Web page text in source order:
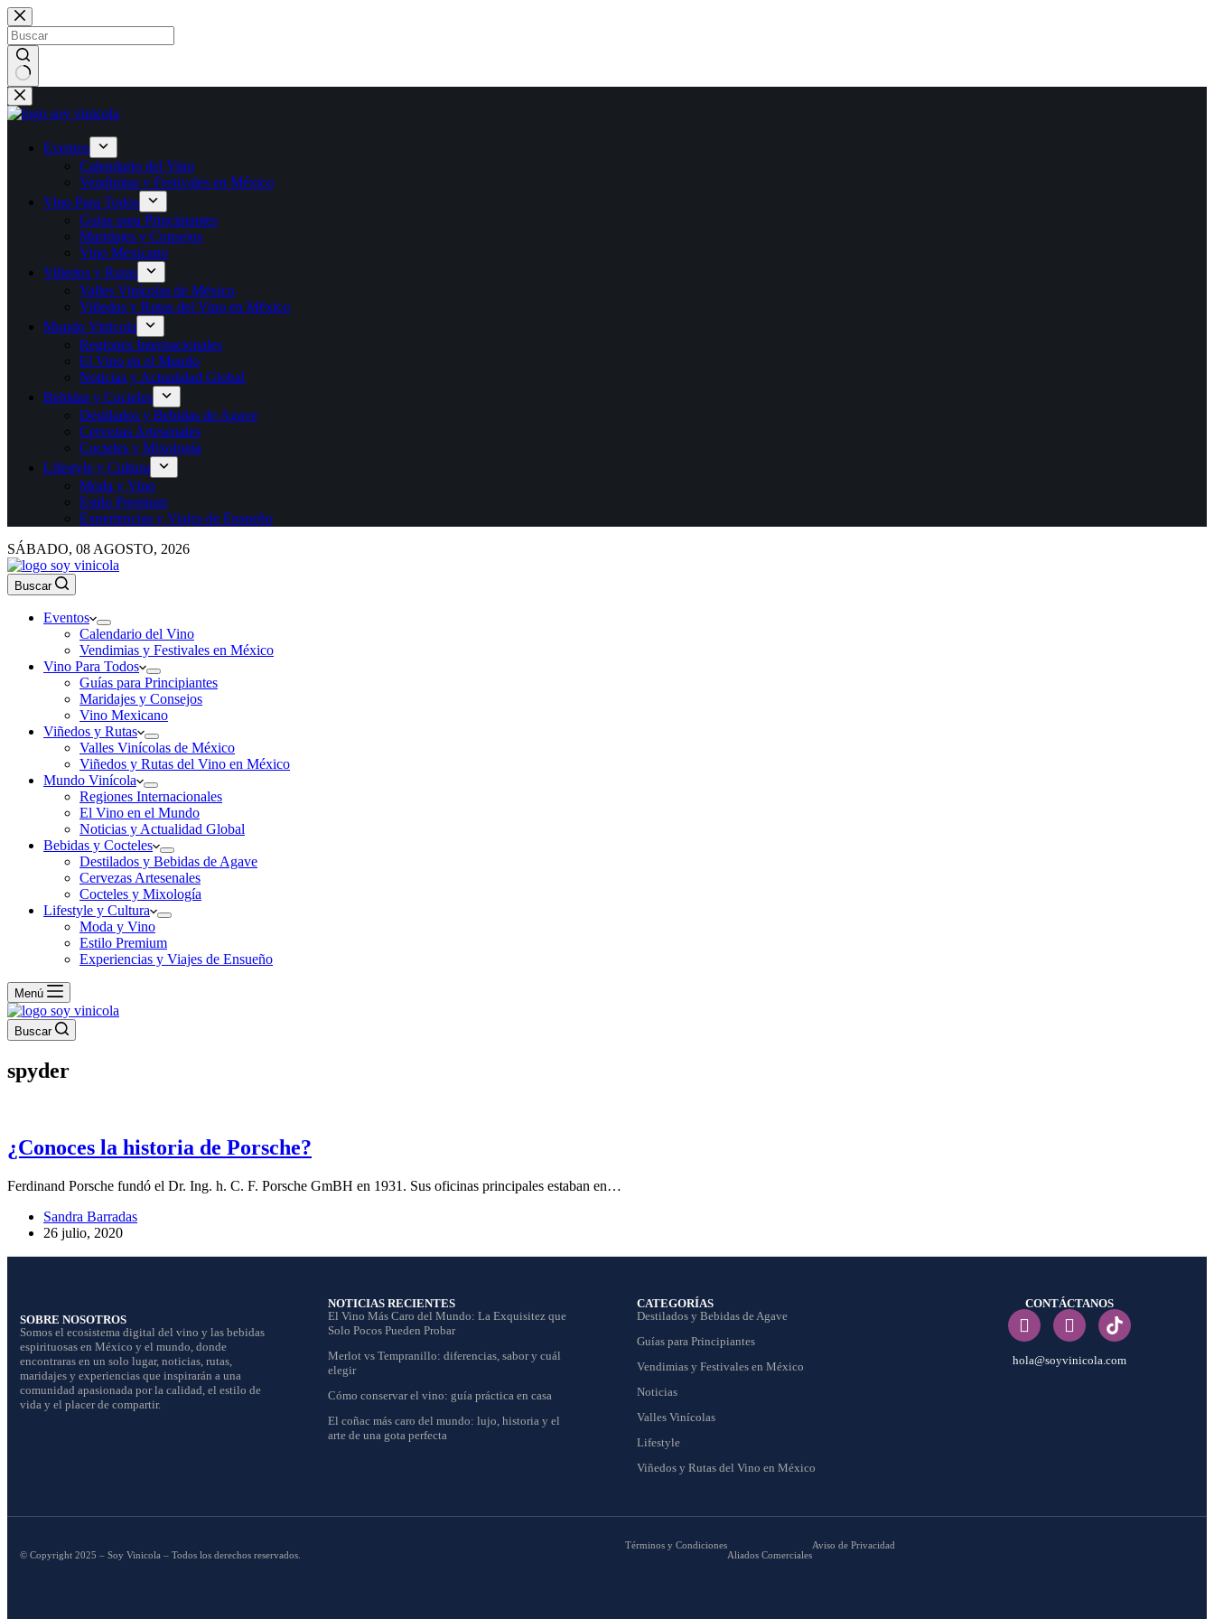
Eventos
Calendario del Vino
Vendimias y Festivales en México
Vino Para Todos
Guías para Principiantes
Maridajes y Consejos
Vino Mexicano
Viñedos y Rutas
Valles Vinícolas de México
Viñedos y Rutas del Vino en México
Mundo Vinícola
Regiones Internacionales
El Vino en el Mundo
Noticias y Actualidad Global
Bebidas y Cocteles
Destilados y Bebidas de Agave
Cervezas Artesenales
Cocteles y Mixología
Lifestyle y Cultura
Moda y Vino
Estilo Premium
Experiencias y Viajes de Ensueño
SÁBADO, 08 AGOSTO, 2026
Buscar
Eventos
Calendario del Vino
Vendimias y Festivales en México
Vino Para Todos
Guías para Principiantes
Maridajes y Consejos
Vino Mexicano
Viñedos y Rutas
Valles Vinícolas de México
Viñedos y Rutas del Vino en México
Mundo Vinícola
Regiones Internacionales
El Vino en el Mundo
Noticias y Actualidad Global
Bebidas y Cocteles
Destilados y Bebidas de Agave
Cervezas Artesenales
Cocteles y Mixología
Lifestyle y Cultura
Moda y Vino
Estilo Premium
Experiencias y Viajes de Ensueño
Menú
Buscar
spyder
¿Conoces la historia de Porsche?
Ferdinand Porsche fundó el Dr. Ing. h. C. F. Porsche GmBH en 1931. Sus oficinas principales estaban en…
Sandra Barradas
26 julio, 2020
SOBRE NOSOTROS
Somos el ecosistema digital del vino y las bebidas
espirituosas en México y el mundo, donde
encontraras en un solo lugar, noticias, rutas,
maridajes y experiencias que inspirarán a una
comunidad apasionada por la calidad, el estilo de
vida y el placer de compartir.
NOTICIAS RECIENTES
El Vino Más Caro del Mundo: La Exquisitez que
Solo Pocos Pueden Probar
Merlot vs Tempranillo: diferencias, sabor y cuál
elegir
Cómo conservar el vino: guía práctica en casa
El coñac más caro del mundo: lujo, historia y el
arte de una gota perfecta
CATEGORÍAS
Destilados y Bebidas de Agave
Guías para Principiantes
Vendimias y Festivales en México
Noticias
Valles Vinícolas
Lifestyle
Viñedos y Rutas del Vino en México
CONTÁCTANOS
hola@soyvinicola.com
© Copyright 2025 – Soy Vinicola – Todos los derechos reservados.
Términos y Condiciones
Aliados Comerciales
Aviso de Privacidad